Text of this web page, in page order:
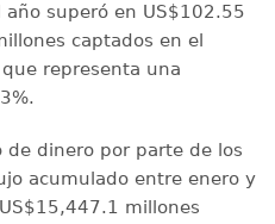
superó en US$102.55
captados en el
representa una
de dinero por parte de los
acumulado entre enero y
millones